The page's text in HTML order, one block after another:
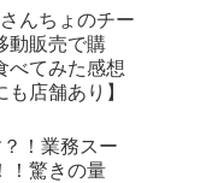
んちょのチー
動販売で購
べてみた感想
も店舗あり】
！業務スー
！驚きの量